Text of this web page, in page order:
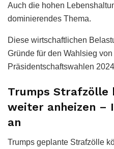
Auch die hohen
dominierendes Thema.
Diese wirtschaftlichen
Gründe für den Wahlsieg
Präsidentschaftswahlen
Trumps Strafzölle
weiter anheizen –
an
Trumps geplante Strafzölle